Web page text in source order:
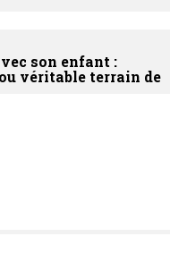
son enfant :
véritable terrain de